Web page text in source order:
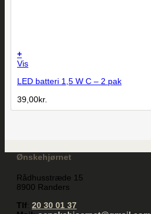
+
Vis
LED batteri 1,5 W C – 2 pak
39,00kr.
Ønskehjørnet
Rådhusstræde 15
8900 Randers
Tlf: 20 30 01 37